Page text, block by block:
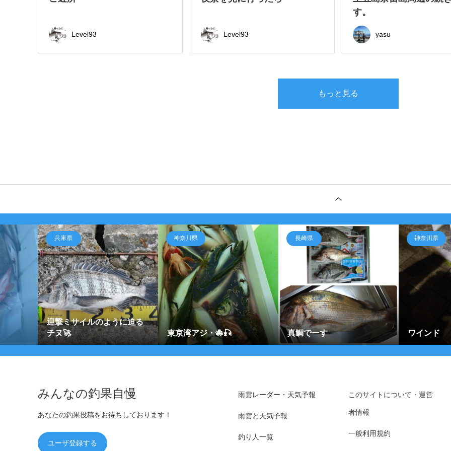
Level93 Level93
す。
yasu
もっと見る
兵庫県
迎撃ミサイルのように迫る
チヌ🚀
神奈川県
東京湾アジ・🐙🎣
長崎県
真鯛でーす
神奈川県
ワインド
みんなの釣果自慢
あなたの釣果投稿をお待ちしております！
ユーザ登録する
雨雲レーダー・天気予報
雨雲と天気予報
釣り人一覧
このサイトについて・運営
者情報
一般利用規約